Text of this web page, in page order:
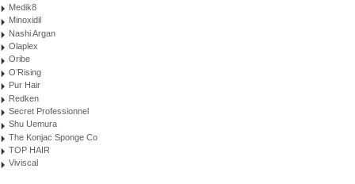
Medik8
Minoxidil
Nashi Argan
Olaplex
Oribe
O’Rising
Pur Hair
Redken
Secret Professionnel
Shu Uemura
The Konjac Sponge Co
TOP HAIR
Viviscal